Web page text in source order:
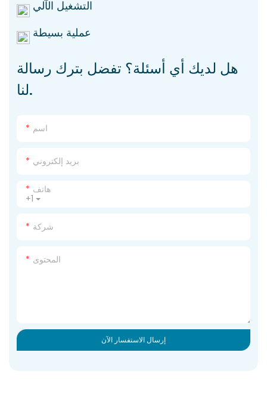
التشغيل الآلي
عملية بسيطة
هل لديك أي أسئلة؟ تفضل بترك رسالة
لنا.
اسم
بريد إلكتروني
+1
هاتف
شركة
المحتوى
إرسال الاستفسار الآن